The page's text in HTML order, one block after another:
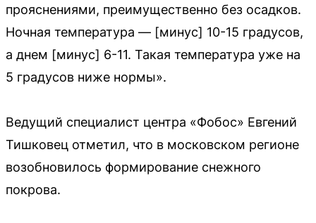
прояснениями, преимущественно без осадков.
Ночная температура — [минус] 10-15 градусов,
а днем [минус] 6-11. Такая температура уже на
5 градусов ниже нормы».
Ведущий специалист центра «Фобос» Евгений
Тишковец отметил, что в московском регионе
возобновилось формирование снежного
покрова.